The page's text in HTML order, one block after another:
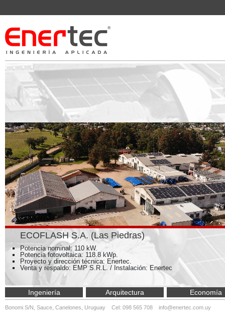
ECOFLASH S.A. (Las Piedras)
Potencia nominal: 110 kW.
Potencia fotovoltaica: 118.8 kWp.
Proyecto y dirección técnica: Enertec.
Venta y respaldo: EMP S.R.L. / Instalación: Enertec
Ingeniería Arquitectura Economía
Bonomi S/N, Sauce, Canelones, Uruguay Cel: 098 565 708 info@enertec.com.uy